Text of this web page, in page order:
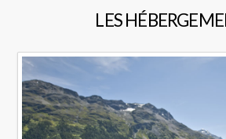
LES